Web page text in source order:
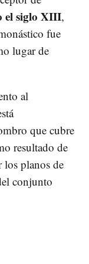
el siglo XIII,
fue
lugar de
al
que cubre
resultado de
los planos de
conjunto